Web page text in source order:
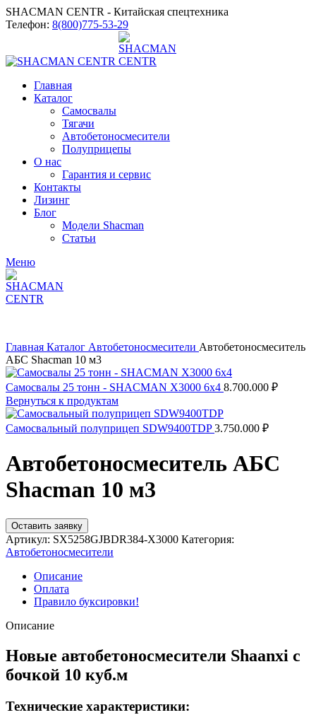
SHACMAN CENTR - Китайская спецтехника
Телефон: 8(800)775-53-29
Главная
Каталог
Самосвалы
Тягачи
Автобетоносмесители
Полуприцепы
О нас
Гарантия и сервис
Контакты
Лизинг
Блог
Модели Shacman
Статьи
Меню
Главная Каталог Автобетоносмесители Автобетоносмеситель
АБС Shacman 10 м3
Самосвалы 25 тонн - SHACMAN X3000 6x4 8.700.000 ₽
Вернуться к продуктам
Самосвальный полуприцеп SDW9400TDP3.750.000 ₽
Автобетоносмеситель АБС
Shacman 10 м3
Оставить заявку
Артикул: SX5258GJBDR384-X3000 Категория:
Автобетоносмесители
Описание
Оплата
Правило буксировки!
Описание
Новые автобетоносмесители Shaanxi с
бочкой 10 куб.м
Технические характеристики: